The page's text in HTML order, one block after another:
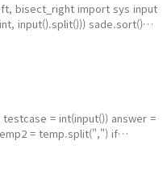
bisect_right import sys input
input().split())) sade.sort()
check_x[point]) flag = 0 #
testcase = int(input()) answer =
= temp.split(",") if
1]] else: temp2[0] =
flag = 0 check = False for i